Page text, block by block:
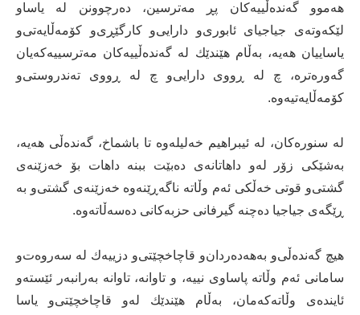
هه‌موو گه‌نده‌ڵییه‌كان پڕ مه‌ترسین، ده‌رچوونن له‌ یاساو
لێكه‌وته‌ی‌ جیاجیای‌ ئابوری‌‌و دارایی‌‌و كارگێڕی‌‌و كۆمه‌ڵایه‌تی‌‌و
یاساییان هه‌یه‌، به‌ڵام هێندێك له‌ گه‌نده‌ڵییه‌كان مه‌ترسییه‌كه‌یان
گه‌وره‌تره‌، چ له‌ ڕووی‌ دارایی‌‌و چ له‌ ڕووی‌ ته‌ندروستی‌‌و
كۆمه‌ڵایه‌تیه‌وه‌.
له‌ سنوره‌كان، له‌ ئیبراهیم خه‌لیله‌وه‌ تا باشماخ، گه‌نده‌ڵی‌ هه‌یه‌،
به‌شێكی‌ زۆر له‌و داهاتانه‌ی‌ ده‌بێت ببنه‌ داهات بۆ خه‌زێنه‌ی‌
گشتی‌‌و قوتی‌ خه‌ڵكی‌ ئه‌م وڵاته‌ ناگه‌ڕێنه‌وه‌ خه‌زێنه‌ی‌ گشتی‌‌و به‌
ڕێگه‌ی‌ جیاجیا ده‌چنه‌ گیرفانی‌ حزبه‌كانی‌ ده‌سه‌ڵاته‌وه‌.
هیچ گه‌نده‌ڵی‌‌و به‌هه‌ده‌ردان‌و قاچاخچێتی‌‌و دزییه‌ك له‌ سه‌روه‌ت‌و
سامانی‌ ئه‌م وڵاته‌ پاساوی‌ نییه‌، و تاوانه‌، تاوانه‌ به‌رانبه‌ر ئێسته‌و
ئاینده‌ی‌ وڵاته‌كه‌مان، به‌ڵام هێندێك له‌و قاچاخچێتی‌‌و یاسا